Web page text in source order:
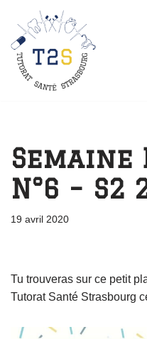
Aller
au
contenu
N°6 – S2
19 avril 2020
Tu trouveras sur ce petit
Tutorat Santé Strasbourg